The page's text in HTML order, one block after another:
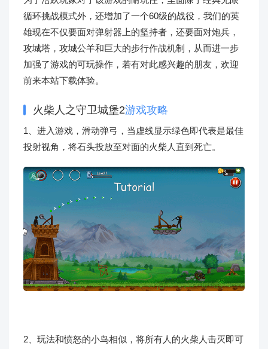
循环挑战模式外，还增加了一个60级的战役，我们的英
雄现在不仅要面对弹射器上的坚持者，还要面对炮兵，
攻城塔，攻城公羊和巨大的步行作战机制，从而进一步
加强了游戏的可玩操作，若有对此感兴趣的朋友，欢迎
前来本站下载体验。
火柴人之守卫城堡2游戏攻略
1、进入游戏，滑动弹弓，当虚线显示绿色即代表是最佳
投射视角，将石头投放至对面的火柴人直到死亡。
2、玩法和愤怒的小鸟相似，将所有人的火柴人击灭即可